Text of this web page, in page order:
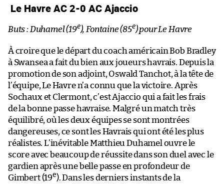
Le Havre AC 2-0 AC Ajaccio
Buts : Duhamel (19e), Fontaine (85e) pour Le Havre
À croire que le départ du coach américain Bob Bradley
à Swansea a fait du bien aux joueurs havrais. Depuis la
promotion de son adjoint, Oswald Tanchot, à la tête de
l’équipe, Le Havre n’a connu que la victoire. Après
Sochaux et Clermont, c’est Ajaccio qui a fait les frais
de la bonne passe havraise. Malgré un match très
équilibré, où les deux équipes se sont montrées
dangereuses, ce sont les Havrais qui ont été les plus
réalistes. L’inévitable Matthieu Duhamel ouvre le
score avec beaucoup de réussite dans son duel avec le
gardien après une belle passe en profondeur de
Gimbert (19e). Dans les derniers instants de la